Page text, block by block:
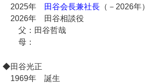
2025年
田谷会長兼社長（－2026年）
2026年 田谷相談役
父：田谷哲哉
母：
◆田谷光正
1969年 誕生